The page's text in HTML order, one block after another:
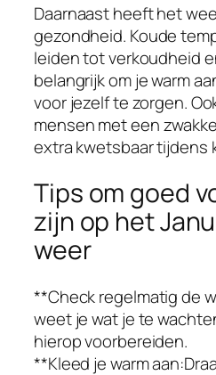
Daarnaast heeft het
gezondheid. Koude
leiden tot verkoudheid
belangrijk om je warm
voor jezelf te zorgen.
mensen met een
extra kwetsbaar tijdens
Tips om goed
zijn op het
weer
**Check regelmatig de
weet je wat je te
hierop voorbereiden.
**Kleed je warm